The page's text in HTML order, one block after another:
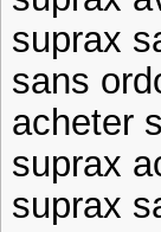
suprax
sans
acheter
suprax
suprax